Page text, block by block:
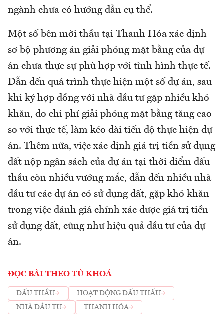
ngành chưa có hướng dẫn cụ thể.
Một số bên mời thầu tại Thanh Hóa xác định
sơ bộ phương án giải phóng mặt bằng của dự
án chưa thực sự phù hợp với tình hình thực tế.
Dẫn đến quá trình thực hiện một số dự án, sau
khi ký hợp đồng với nhà đầu tư gặp nhiều khó
khăn, do chi phí giải phóng mặt bằng tăng cao
so với thực tế, làm kéo dài tiến độ thực hiện dự
án. Thêm nữa, việc xác định giá trị tiền sử dụng
đất nộp ngân sách của dự án tại thời điểm đấu
thầu còn nhiều vướng mắc, dẫn đến nhiều nhà
đầu tư các dự án có sử dụng đất, gặp khó khăn
trong việc đánh giá chính xác được giá trị tiền
sử dụng đất, cũng như hiệu quả đầu tư của dự
án.
ĐỌC BÀI THEO TỪ KHOÁ
ĐẤU THẦU
HOẠT ĐỘNG ĐẤU THẤU
NHÀ ĐẦU TƯ
THANH HÓA